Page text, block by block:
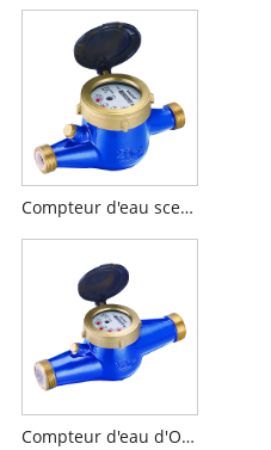
Compteur d'eau scellé semi liquide multi jet R160 avec MID approuvé
Compteur d'eau d'OIN 4064